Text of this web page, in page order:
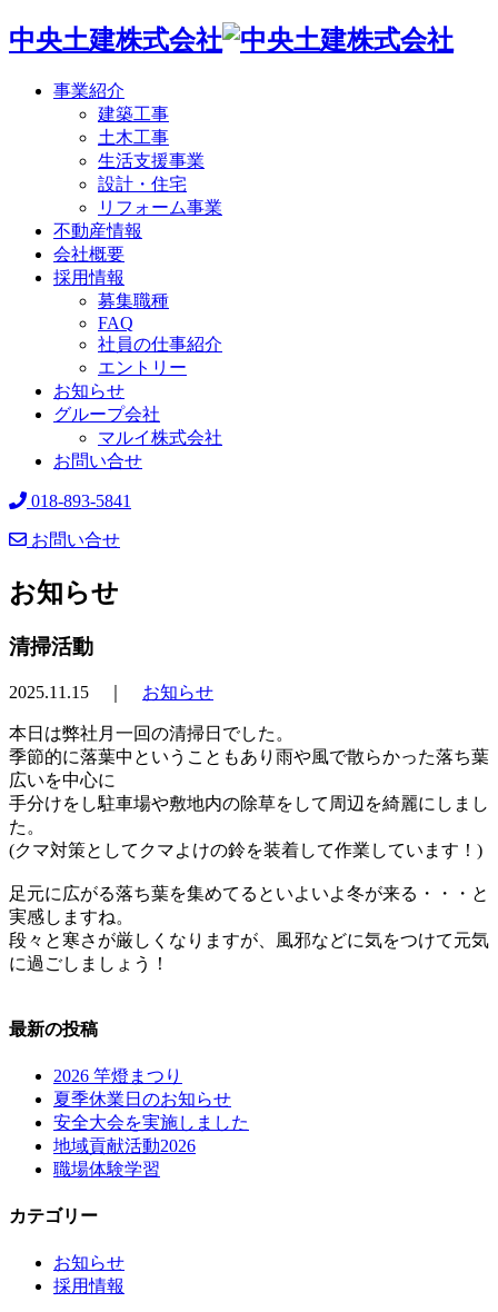
中央土建株式会社
事業紹介
建築工事
土木工事
生活支援事業
設計・住宅
リフォーム事業
不動産情報
会社概要
採用情報
募集職種
FAQ
社員の仕事紹介
エントリー
お知らせ
グループ会社
マルイ株式会社
お問い合せ
018-893-5841
お問い合せ
お知らせ
清掃活動
2025.11.15 ｜ お知らせ
本日は弊社月一回の清掃日でした。
季節的に落葉中ということもあり雨や風で散らかった落ち葉
広いを中心に
手分けをし駐車場や敷地内の除草をして周辺を綺麗にしまし
た。
(クマ対策としてクマよけの鈴を装着して作業しています！)
足元に広がる落ち葉を集めてるといよいよ冬が来る・・・と
実感しますね。
段々と寒さが厳しくなりますが、風邪などに気をつけて元気
に過ごしましょう！
最新の投稿
2026 竿燈まつり
夏季休業日のお知らせ
安全大会を実施しました
地域貢献活動2026
職場体験学習
カテゴリー
お知らせ
採用情報